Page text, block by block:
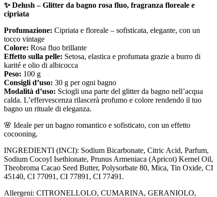
✨ Delush – Glitter da bagno rosa fluo, fragranza floreale e
cipriata
Profumazione: Cipriata e floreale – sofisticata, elegante, con un
tocco vintage
Colore: Rosa fluo brillante
Effetto sulla pelle: Setosa, elastica e profumata grazie a burro di
karité e olio di albicocca
Peso: 100 g
Consigli d’uso: 30 g per ogni bagno
Modalità d’uso: Sciogli una parte del glitter da bagno nell’acqua
calda. L’effervescenza rilascerà profumo e colore rendendo il tuo
bagno un rituale di eleganza.
🌸 Ideale per un bagno romantico e sofisticato, con un effetto
cocooning.
INGREDIENTI (INCI): Sodium Bicarbonate, Citric Acid, Parfum,
Sodium Cocoyl Isethionate, Prunus Armeniaca (Apricot) Kernel Oil,
Theobroma Cacao Seed Butter, Polysorbate 80, Mica, Tin Oxide, CI
45140, CI 77091, CI 77891, CI 77491.
Allergeni: CITRONELLOLO, CUMARINA, GERANIOLO,